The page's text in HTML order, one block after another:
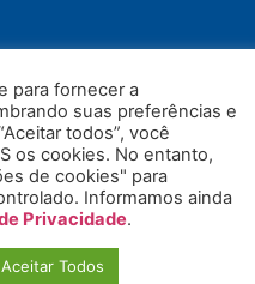
Reservados.
para fornecer a
suas preferências e
todos”, você
os cookies. No entanto,
de cookies" para
Informamos ainda
Privacidade.
Aceitar Todos